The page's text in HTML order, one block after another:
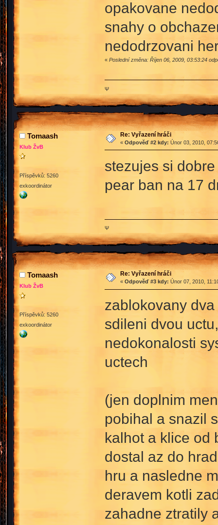
opakovane
snahy o
nedodrzovani
« Poslední změna: Říjen 06, 2009, 03:53:24
Ψ
Tomaash
Klub ŽvB
Příspěvků: 5260
exkoordinátor
Re: Vyřazení hráči
« Odpověď #2 kdy: Únor 03, 2010,
stezujes si
pear ban na 17
Ψ
Tomaash
Klub ŽvB
Příspěvků: 5260
exkoordinátor
Re: Vyřazení hráči
« Odpověď #3 kdy: Únor 07, 2010,
zablokovany
sdileni dvou
nedokonalosti
uctech
(jen doplnim
pobihal a snazil
kalhot a klice od
dostal az do
hru a nasledne
deravem kotli
zahadne ztratily